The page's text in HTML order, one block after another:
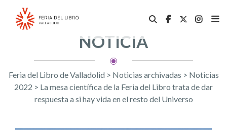
NOTICIA
Feria del Libro de Valladolid > Noticias archivadas > Noticias
2022 > La mesa científica de la Feria del Libro trata de dar
respuesta a si hay vida en el resto del Universo